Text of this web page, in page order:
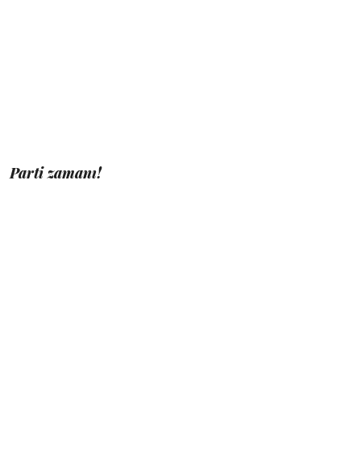
Parti zamanı!